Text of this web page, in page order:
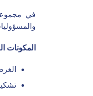
في مجموعة
المكونات